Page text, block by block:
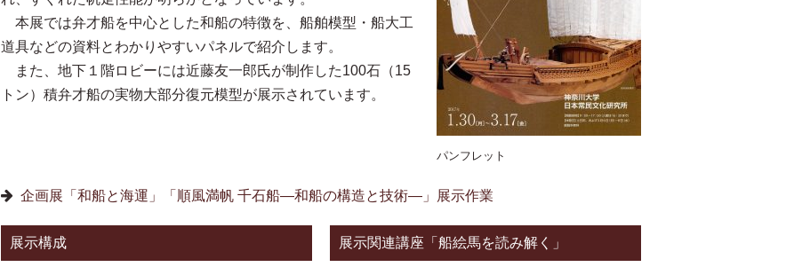
パンフレット
本展では弁才船を中心とした和船の特徴を、船舶模型・船大工
道具などの資料とわかりやすいパネルで紹介します。
また、地下１階ロビーには近藤友一郎氏が制作した100石（15
トン）積弁才船の実物大部分復元模型が展示されています。
企画展「和船と海運」「順風満帆 千石船—和船の構造と技術—」展示作業
展示構成 展示関連講座「船絵馬を読み解く」